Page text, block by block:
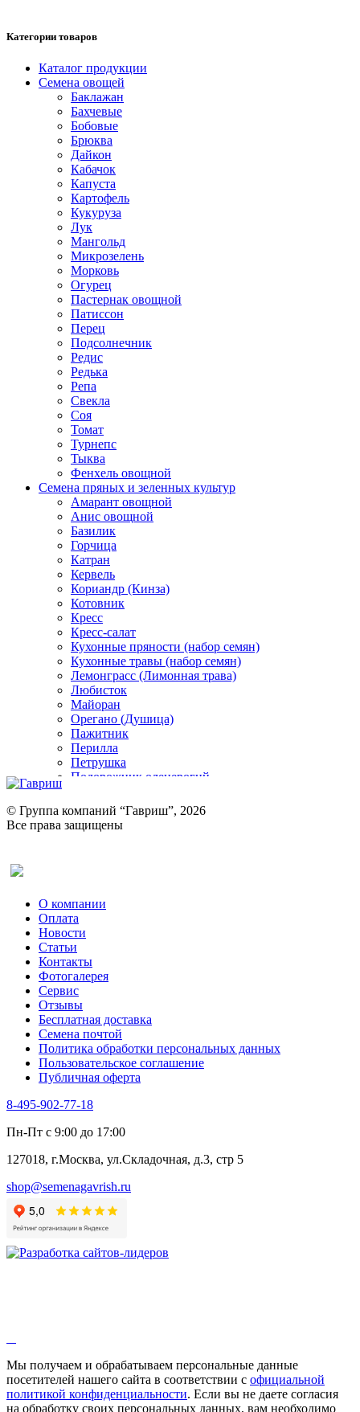
Категории товаров
Каталог продукции
Семена овощей
Баклажан
Бахчевые
Бобовые
Брюква
Дайкон
Кабачок
Капуста
Картофель
Кукуруза
Лук
Мангольд
Микрозелень
Морковь
Огурец
Пастернак овощной
Патиссон
Перец
Подсолнечник
Редис
Редька
Репа
Свекла
Соя
Томат
Турнепс
Тыква
Фенхель овощной
Семена пряных и зеленных культур
Амарант овощной
Анис овощной
Базилик
Горчица
Катран
Кервель
Кориандр (Кинза)
Котовник
Кресс
Кресс-салат
Кухонные пряности (набор семян)
Кухонные травы (набор семян)
Лемонграсс (Лимонная трава)
Любисток
Майоран
Орегано (Душица)
Пажитник
Перилла
Петрушка
Подорожник оленерогий
Ревень
Рукола
Рута
Тмин
Трава для чая
Туласи
Укроп
Фенхель пряный
Хризантема овощная
Цикорий пряный
Цикорий салатный (Витлуф)
Черемша
Шпинат
Щавель
Эндивий
Эстрагон
Алтей
Бессмертник
Валериана
Валерианелла
Гибискус лекарственный
Девясил
Душица
Змееголовник
Мыльнянка
Мята
Овсяный корень
© Группа компаний “Гавриш”, 2026
Все права защищены
О компании
Оплата
Новости
Статьи
Контакты
Фотогалерея​
Сервис
Отзывы
Бесплатная доставка
Семена почтой
Политика обработки персональных данных
Пользовательское соглашение
Публичная оферта
8-495-902-77-18
Пн-Пт с 9:00 до 17:00
127018, г.Москва, ул.Складочная, д.3, стр 5
shop@semenagavrish.ru
Мы получаем и обрабатываем персональные данные
посетителей нашего сайта в соответствии с официальной
политикой конфиденциальности. Если вы не даете согласия
на обработку своих персональных данных, вам необходимо